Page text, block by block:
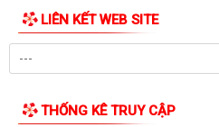
LIÊN KẾT WEB SITE
THỐNG KÊ TRUY CẬP